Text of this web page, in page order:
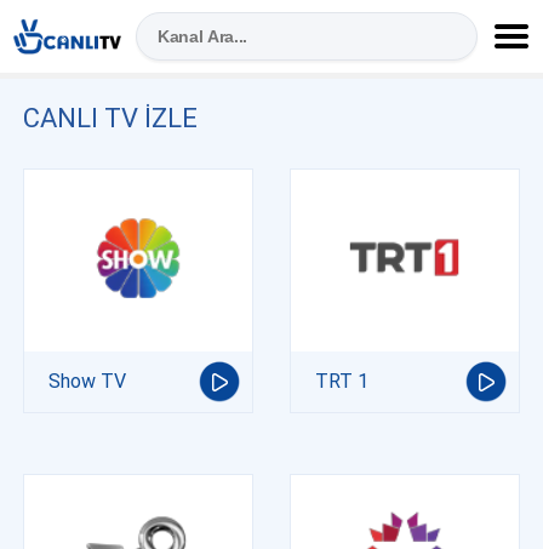
CANLI TV IZLE
Show TV TRT 1